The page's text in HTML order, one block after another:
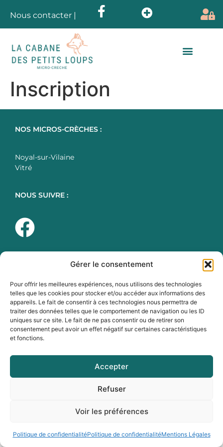
Gérer le consentement
Pour offrir les meilleures expériences, nous utilisons des technologies
telles que les cookies pour stocker et/ou accéder aux informations des
appareils. Le fait de consentir à ces technologies nous permettra de
traiter des données telles que le comportement de navigation ou les ID
uniques sur ce site. Le fait de ne pas consentir ou de retirer son
consentement peut avoir un effet négatif sur certaines caractéristiques
et fonctions.
Accepter
Refuser
Voir les préférences
Politique de confidentialitéPolitique de confidentialitéMentions Légales
Nous contacter |
Inscription
NOS MICROS-CRÈCHES :
Noyal-sur-Vilaine
Vitré
NOUS SUIVRE :
Faire sa demande
Contact
Recrutement
Plan du site
Mentions Légales
Politique de confidentialité